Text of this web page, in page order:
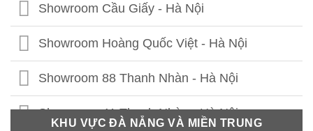
Showroom Cầu Giấy - Hà Nội
Showroom Hoàng Quốc Việt - Hà Nội
Showroom 88 Thanh Nhàn - Hà Nội
Showroom 41 Thanh Nhàn - Hà Nội
KHU VỰC ĐÀ NẴNG VÀ MIỀN TRUNG